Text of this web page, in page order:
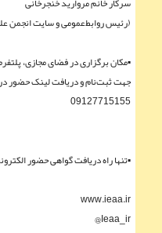
(رئیس روابط‌عمومی و سایت انجمن
▪︎مکان برگزاری در فضای مجازی،
جهت ثبت‌نام و دریافت لینک حضور
09127715155
▪︎تنها راه دریافت گواهی حضور الکترونیکی
www.ieaa.ir
Ieaa_ir@